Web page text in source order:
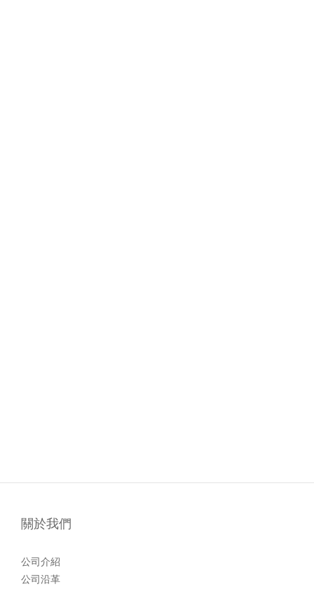
關於我們
公司介紹
公司沿革